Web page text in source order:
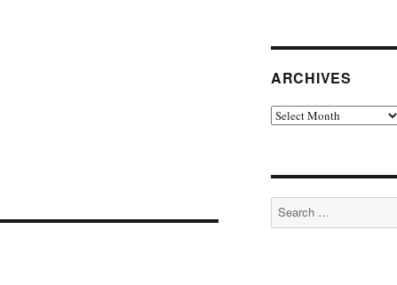
ARCHIVES
Archives
Search
for: